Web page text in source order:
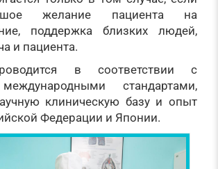
желание пациента на
поддержка близких людей,
и пациента.
в соответствии с
стандартами,
клиническую базу и опыт
Федерации и Японии.